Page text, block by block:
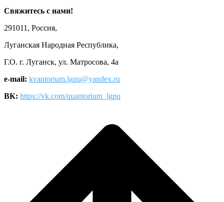
Свяжитесь с нами!
291011, Россия,
Луганская Народная Республика,
Г.О. г. Луганск, ул. Матросова, 4а
e-mail: kvantorium.lgpu@yandex.ru
ВК: https://vk.com/quantorium_lgpu